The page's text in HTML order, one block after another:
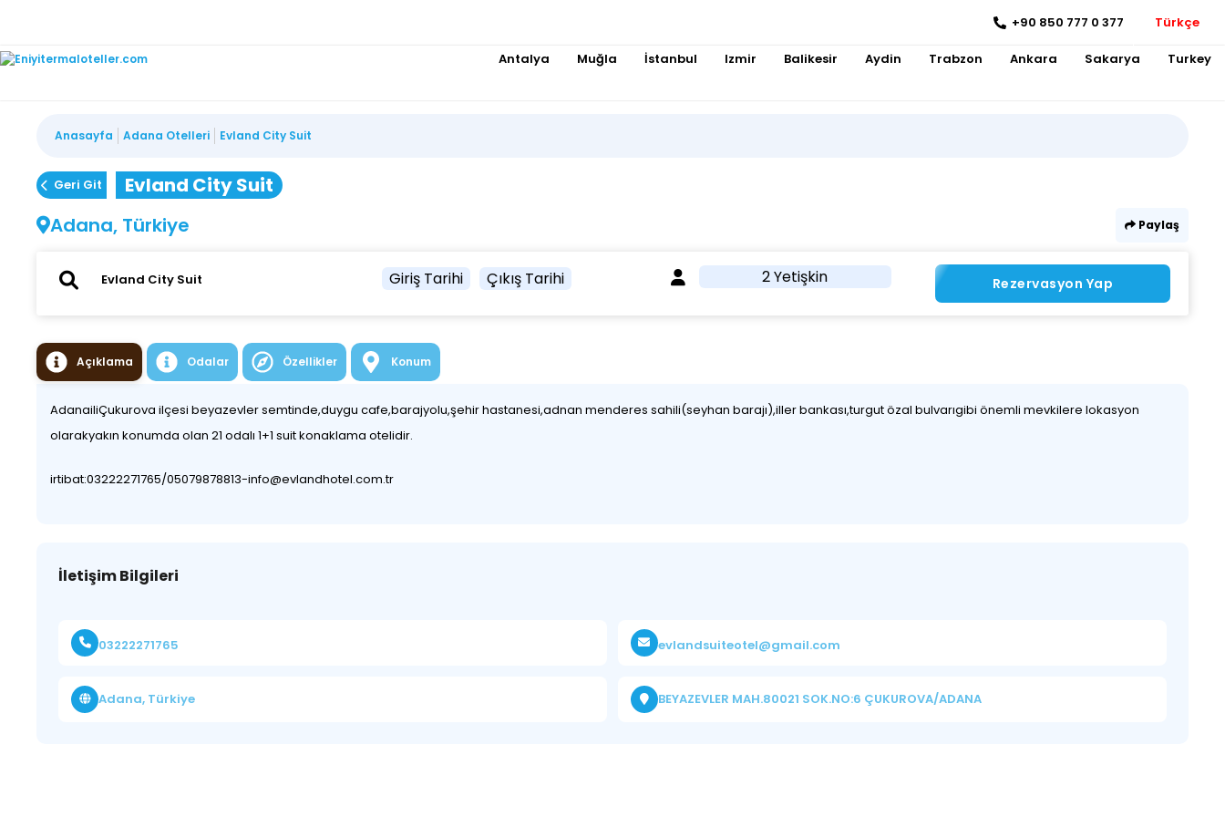
+90 850 777 0 377 Türkçe
Antalya Muğla İstanbul Izmir Balikesir Aydin Trabzon Ankara Sakarya Turkey
Anasayfa Adana Otelleri Evland City Suit
Geri Git
Evland City Suit
Adana, Türkiye
Paylaş
Giriş Tarihi Çıkış Tarihi 2 Yetişkin Rezervasyon Yap
Açıklama Odalar Özellikler Konum
AdanailiÇukurova ilçesi beyazevler semtinde,duygu cafe,barajyolu,şehir hastanesi,adnan menderes sahili(seyhan barajı),iller bankası,turgut özal bulvarıgibi önemli mevkilere lokasyon
olarakyakın konumda olan 21 odalı 1+1 suit konaklama otelidir.
irtibat:03222271765/05079878813-info@evlandhotel.com.tr
İletişim Bilgileri
03222271765 evlandsuiteotel@gmail.com
Adana, Türkiye BEYAZEVLER MAH.80021 SOK.NO:6 ÇUKUROVA/ADANA